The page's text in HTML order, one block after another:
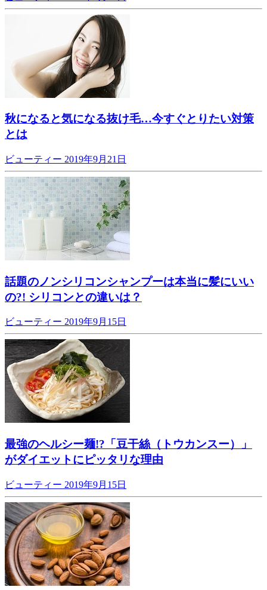
秋になると気になる抜け毛…今すぐとりたい対策
とは
ビューティー 2019年9月21日
話題のノンシリコンシャンプーは本当に髪にいい
の?! シリコンとの違いは？
ビューティー 2019年9月15日
最強のヘルシー麺!?「豆干絲（トウカンスー）」
がダイエットにピッタリな理由
ビューティー 2019年9月15日